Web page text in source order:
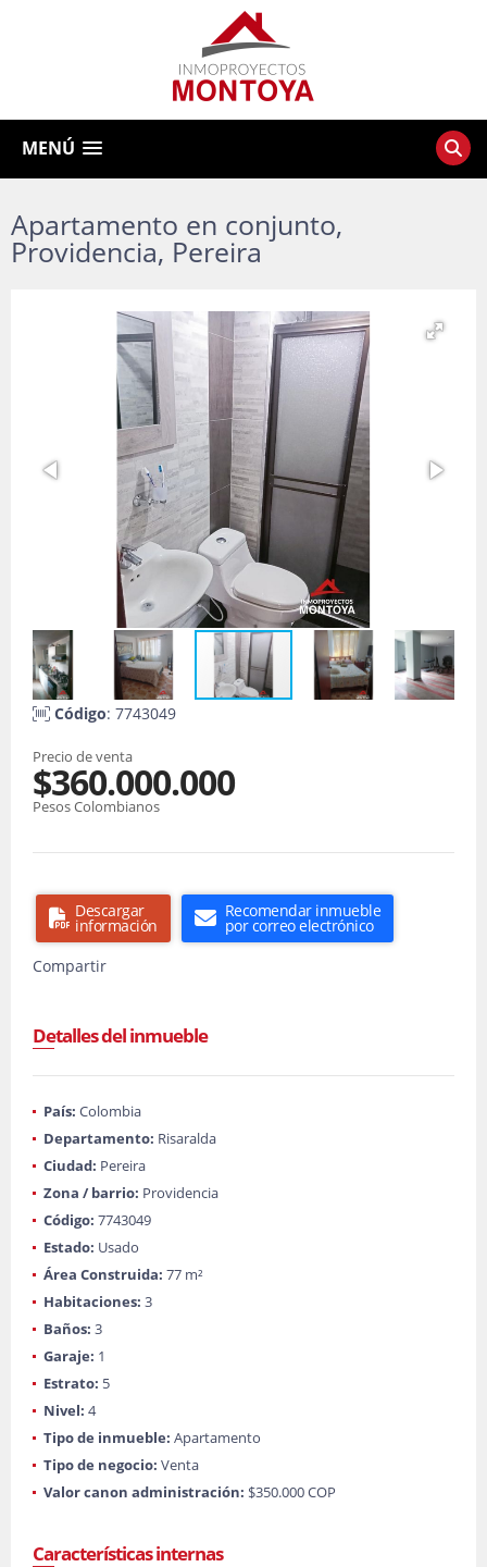
MENÚ
Apartamento en conjunto,
Providencia, Pereira
Código: 7743049
Precio de venta
$360.000.000
Pesos Colombianos
Descargar
información
Recomendar inmueble
por correo electrónico
Compartir
Detalles del inmueble
País: Colombia
Departamento: Risaralda
Ciudad: Pereira
Zona / barrio: Providencia
Código: 7743049
Estado: Usado
Área Construida: 77 m²
Habitaciones: 3
Baños: 3
Garaje: 1
Estrato: 5
Nivel: 4
Tipo de inmueble: Apartamento
Tipo de negocio: Venta
Valor canon administración: $350.000 COP
Características internas